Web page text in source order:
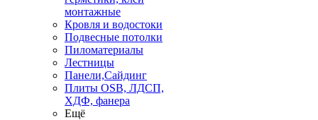
монтажные
Кровля и водостоки
Подвесные потолки
Пиломатериалы
Лестницы
Панели,Сайдинг
Плиты OSB, ЛДСП,
ХДФ, фанера
Ещё